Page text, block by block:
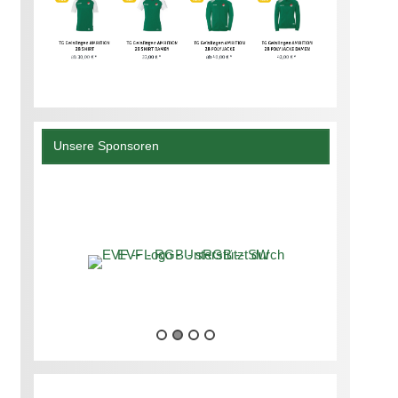
Unsere Sponsoren